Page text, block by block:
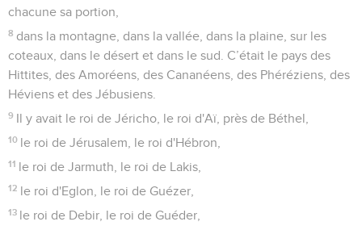
chacune sa portion,
8 dans la montagne, dans la vallée, dans la plaine, sur les
coteaux, dans le désert et dans le sud. C’était le pays des
Hittites, des Amoréens, des Cananéens, des Phéréziens, des
Héviens et des Jébusiens.
9 Il y avait le roi de Jéricho, le roi d'Aï, près de Béthel,
10 le roi de Jérusalem, le roi d'Hébron,
11 le roi de Jarmuth, le roi de Lakis,
12 le roi d'Eglon, le roi de Guézer,
13 le roi de Debir, le roi de Guéder,